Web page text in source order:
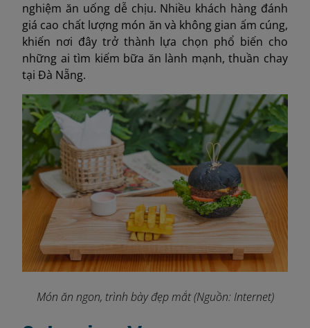
nghiệm ăn uống dễ chịu. Nhiều khách hàng đánh
giá cao chất lượng món ăn và không gian ấm cúng,
khiến nơi đây trở thành lựa chọn phổ biến cho
những ai tìm kiếm bữa ăn lành mạnh, thuần chay
tại Đà Nẵng.
Món ăn ngon, trình bày đẹp mắt (Nguồn: Internet)